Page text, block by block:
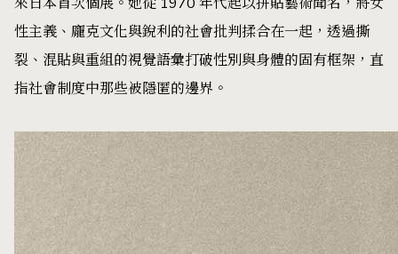
性主義、龐克文化與銳利的社會批判揉合在一起，透過撕
裂、混貼與重組的視覺語彙打破性別與身體的固有框架，直
指社會制度中那些被隱匿的邊界。